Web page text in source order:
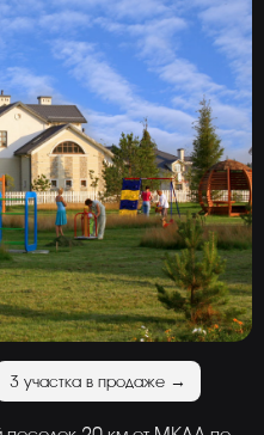
3 участка в продаже →